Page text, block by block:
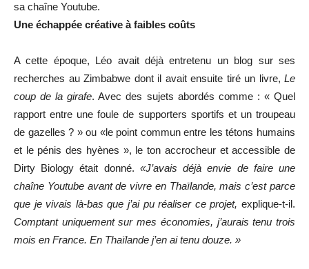
sa chaîne Youtube.
Une échappée créative à faibles coûts
A cette époque, Léo avait déjà entretenu un blog sur ses
recherches au Zimbabwe dont il avait ensuite tiré un livre, Le
coup de la girafe. Avec des sujets abordés comme : « Quel
rapport entre une foule de supporters sportifs et un troupeau
de gazelles ? » ou «le point commun entre les tétons humains
et le pénis des hyènes », le ton accrocheur et accessible de
Dirty Biology était donné. «J’avais déjà envie de faire une
chaîne Youtube avant de vivre en Thaïlande, mais c’est parce
que je vivais là-bas que j’ai pu réaliser ce projet, explique-t-il.
Comptant uniquement sur mes économies, j’aurais tenu trois
mois en France. En Thaïlande j’en ai tenu douze. »